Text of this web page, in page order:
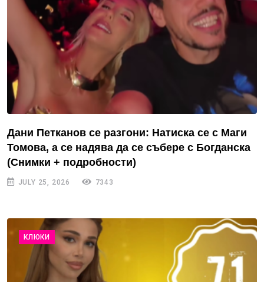
Дани Петканов се разгони: Натиска се с Маги
Томова, а се надява да се събере с Богданска
(Снимки + подробности)
JULY 25, 2026 7343
КЛЮКИ